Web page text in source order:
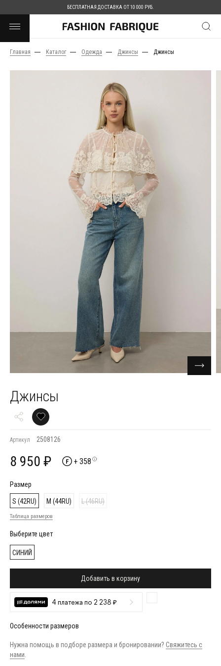
БЕСПЛАТНАЯ ДОСТАВКА ОТ 10 000 РУБ.
Главная Каталог Одежда Джинсы Джинсы
Джинсы
Артикул 2508126
8 950 ₽ + 358
Размер
S (42RU) M (44RU) L (46RU)
Таблица размеров
Выберите цвет
СИНИЙ
Добавить в корзину
4 платежа по 2 238 ₽
Особенности размеров
Нужна помощь в подборе размера и бронировании? Свяжитесь с
нами